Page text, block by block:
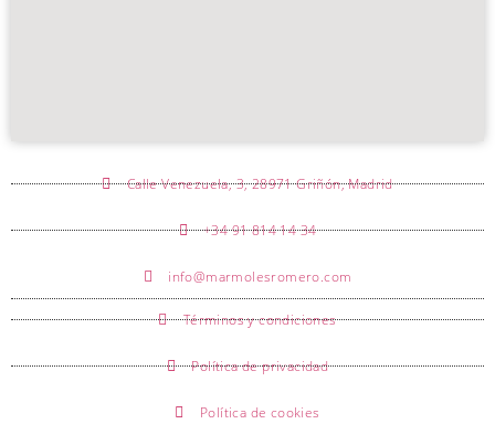
Calle Venezuela, 3, 28971 Griñón, Madrid
+34 91 814 14 34
info@marmolesromero.com
Términos y condiciones
Política de privacidad
Política de cookies